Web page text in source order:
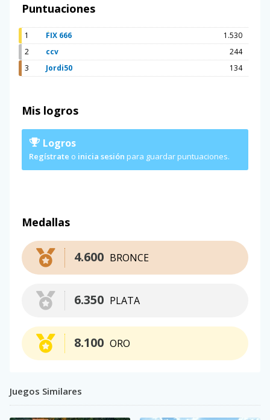
Puntuaciones
1 FIX 666
1.530
2
ccv
244
3
Jordi50 134
Mis logros
Logros
Regístrate o inicia sesión para guardar puntuaciones.
Medallas
BRONCE
4.600
PLATA
6.350
ORO
8.100
Juegos Similares